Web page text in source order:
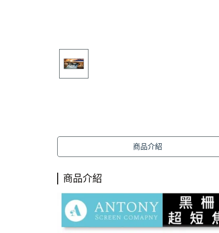
商品介紹
商品介紹